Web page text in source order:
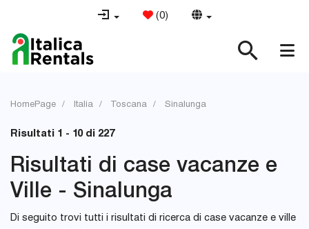
(0)
HomePage Italia Toscana Sinalunga
Risultati 1 - 10 di 227
Risultati di case vacanze e
Ville - Sinalunga
Di seguito trovi tutti i risultati di ricerca di case vacanze e ville